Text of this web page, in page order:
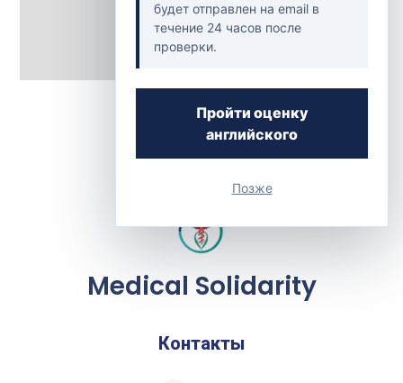
будет отправлен на email в
течение 24 часов после
проверки.
Пройти оценку
английского
Позже
Medical Solidarity
Контакты